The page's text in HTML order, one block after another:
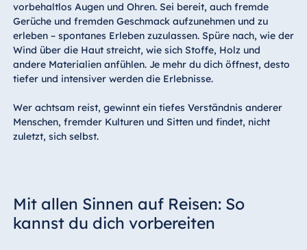
vorbehaltlos Augen und Ohren. Sei bereit, auch fremde
Gerüche und fremden Geschmack aufzunehmen und zu
erleben – spontanes Erleben zuzulassen. Spüre nach, wie der
Wind über die Haut streicht, wie sich Stoffe, Holz und
andere Materialien anfühlen. Je mehr du dich öffnest, desto
tiefer und intensiver werden die Erlebnisse.
Wer achtsam reist, gewinnt ein tiefes Verständnis anderer
Menschen, fremder Kulturen und Sitten und findet, nicht
zuletzt, sich selbst.
Mit allen Sinnen auf Reisen: So
kannst du dich vorbereiten